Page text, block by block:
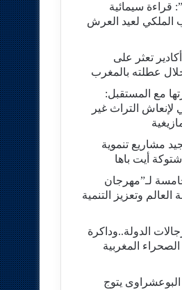
قراءة سيمائية
الملكي لعيد العرش
تعثر على
عطلته بالمغرب
مع المستقبل:
التراث غير
مشاريع تنموية
أيت باها
لـ”مهرجان
العالم وتعزيز التنمية
الدولة..وداكرة
المغربية
يتوج